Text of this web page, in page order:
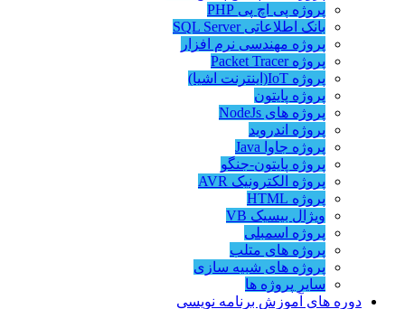
پروژه پی اچ پی PHP
بانک اطلاعاتی SQL Server
پروژه مهندسی نرم افزار
پروژه Packet Tracer
پروژه IoT(اینترنت اشیا)
پروژه پایتون
پروژه های NodeJs
پروژه اندروید
پروژه جاوا Java
پروژه پایتون-جنگو
پروژه الکترونیک AVR
پروژه HTML
ویژال بیسیک VB
پروژه اسمبلی
پروژه های متلب
پروژه های شبیه سازی
سایر پروژه ها
دوره های آموزش برنامه نویسی